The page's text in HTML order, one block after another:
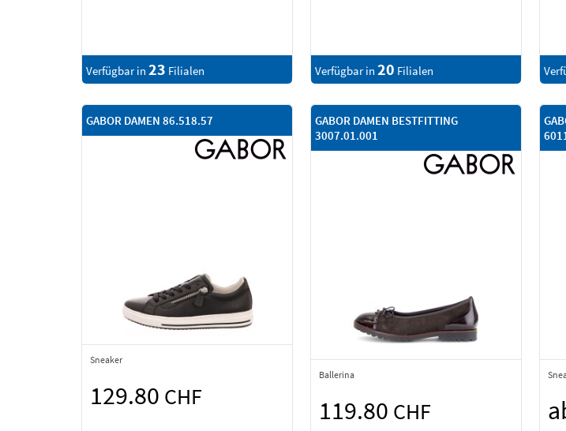
Verfügbar in 23 Filialen Verfügbar in 20 Filialen
GABOR DAMEN 86.518.57
Sneaker
129.80 CHF
GABOR DAMEN BESTFITTING
3007.01.001
Ballerina
119.80 CHF